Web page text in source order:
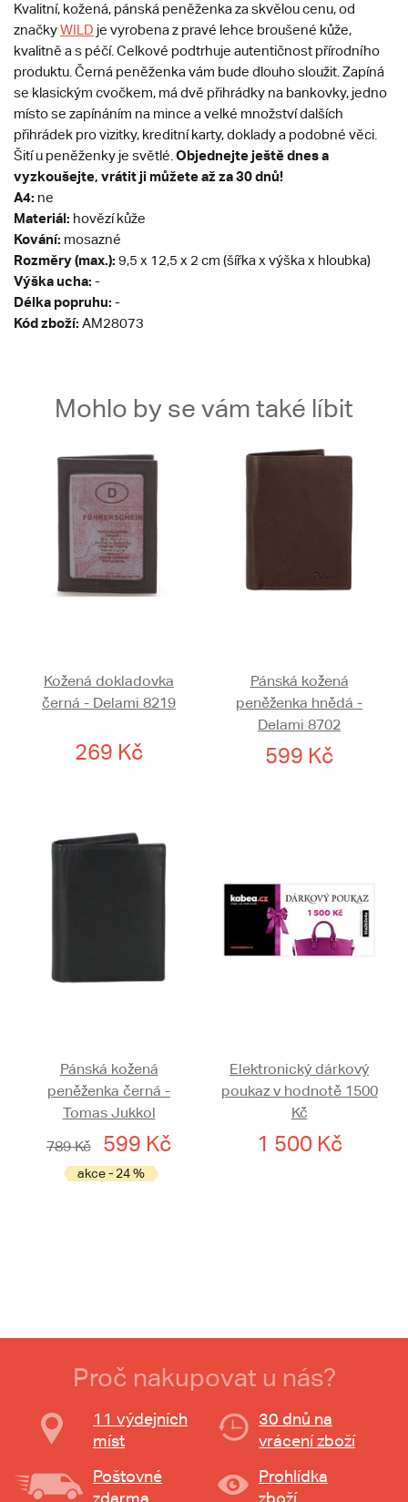
Kvalitní, kožená, pánská peněženka za skvělou cenu, od
značkyWILD je vyrobena z pravé lehce broušené kůže,
kvalitně a s péčí. Celkové podtrhuje autentičnost přírodního
produktu. Černá peněženka vám bude dlouho sloužit. Zapíná
se klasickým cvočkem, má dvě přihrádky na bankovky, jedno
místo se zapínáním na mince a velké množství dalších
přihrádek pro vizitky, kreditní karty, doklady a podobné věci.
Šití u peněženky je světlé. Objednejte ještě dnes a
vyzkoušejte, vrátit ji můžete až za 30 dnů!
A4: ne
Materiál: hovězí kůže
Kování: mosazné
Rozměry (max.): 9,5 x 12,5 x 2 cm (šířka x výška x hloubka)
Výška ucha: -
Délka popruhu: -
Kód zboží: AM28073
Mohlo by se vám také líbit
Kožená dokladovka
černá - Delami 8219
269 Kč
Pánská kožená
peněženka hnědá -
Delami 8702
599 Kč
Pánská kožená
peněženka černá -
Tomas Jukkol
789 Kč
599 Kč
akce - 24 %
Elektronický dárkový
poukaz v hodnotě 1500
Kč
1 500 Kč
Proč nakupovat u nás?
11 výdejních
míst
30 dnů na
vrácení zboží
Poštovné
zdarma
Prohlídka
zboží